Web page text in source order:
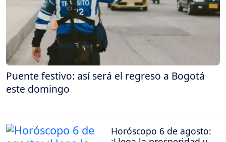
Puente festivo: así será el regreso a Bogotá
este domingo
Horóscopo 6 de agosto: